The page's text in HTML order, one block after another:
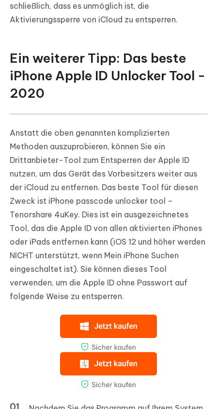
schließlich, dass es unmöglich ist, die
Aktivierungssperre von iCloud zu entsperren.
Ein weiterer Tipp: Das beste
iPhone Apple ID Unlocker Tool -
2020
Anstatt die oben genannten komplizierten
Methoden auszuprobieren, können Sie ein
Drittanbieter-Tool zum Entsperren der Apple ID
nutzen, um das Gerät des Vorbesitzers weiter aus
der iCloud zu entfernen. Das beste Tool für diesen
Zweck ist iPhone passcode unlocker tool –
Tenorshare 4uKey. Dies ist ein ausgezeichnetes
Tool, das die Apple ID von allen aktivierten iPhones
oder iPads entfernen kann (iOS 12 und höher werden
NICHT unterstützt, wenn Mein iPhone Suchen
eingeschaltet ist). Sie können dieses Tool
verwenden, um die Apple ID ohne Passwort auf
folgende Weise zu entsperren.